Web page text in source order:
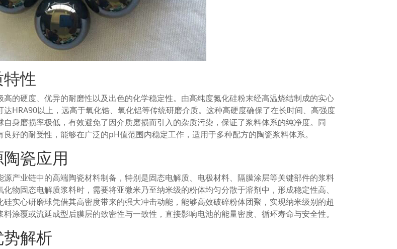
性
高的硬度、优异的耐磨性以及出色的化学稳定性。由高纯度氮化硅粉末经高温烧结制成的实心
达HRA90以上，远高于氧化锆、氧化铝等传统研磨介质。这种高硬度确保了在长时间、高强度
自身磨损率极低，有效避免了因介质磨损而引入的杂质污染，保证了浆料体系的纯净度。同
好的耐受性，能够在广泛的pH值范围内稳定工作，适用于多种配方的陶瓷浆料体系。
瓷应用
源产业链中的高端陶瓷材料制备，特别是固态电解质、电极材料、隔膜涂层等关键部件的浆料
物固态电解质浆料时，需要将亚微米乃至纳米级的粉体均匀分散于溶剂中，形成稳定性高、
硅实心研磨球凭借其高密度带来的强大冲击动能，能够高效破碎粉体团聚，实现纳米级别的超
涂覆或流延成型后膜层的致密性与一致性，直接影响电池的能量密度、循环寿命与安全性。
解析